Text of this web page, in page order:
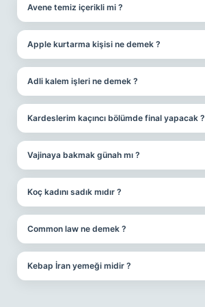
Avene temiz içerikli mi ?
Apple kurtarma kişisi ne demek ?
Adli kalem işleri ne demek ?
Kardeslerim kaçıncı bölümde final yapacak ?
Vajinaya bakmak günah mı ?
Koç kadını sadık mıdır ?
Common law ne demek ?
Kebap İran yemeği midir ?